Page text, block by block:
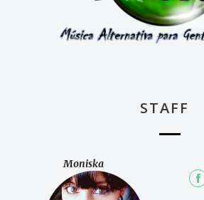
STAFF
Moniska